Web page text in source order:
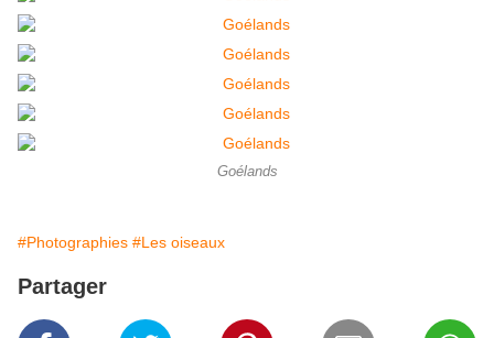
Goélands
#Photographies #Les oiseaux
Partager